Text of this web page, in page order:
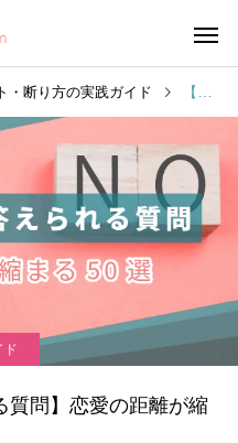
・断り方の実践ガイド 【はい いいえで答えられる質問】恋愛の距離が縮まる50選
ド
質問】恋愛の距離が縮